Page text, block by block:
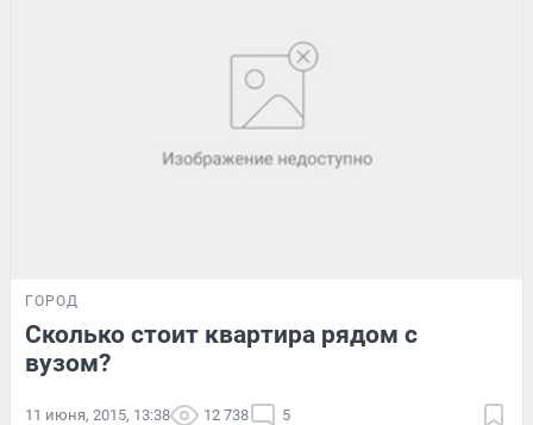
ГОРОД
Сколько стоит квартира рядом с
вузом?
11 июня, 2015, 13:38 12 738 5